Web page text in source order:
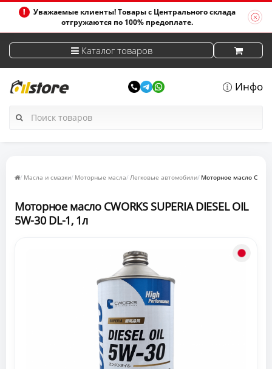
Уважаемые клиенты! Товары с Центрального склада
отгружаются по 100% предоплате.
Каталог товаров
Инфо
Масла и смазки Моторные масла Легковые автомобили Моторное масло
Моторное масло CWORKS SUPERIA DIESEL OIL
5W-30 DL-1, 1л